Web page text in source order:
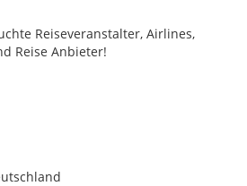
Reiseveranstalter, Airlines,
Reise Anbieter!